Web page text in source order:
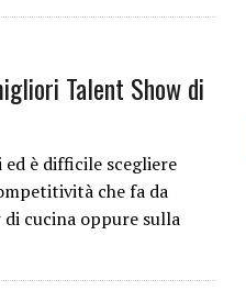
Talent Show di
è difficile scegliere
che fa da
cucina oppure sulla